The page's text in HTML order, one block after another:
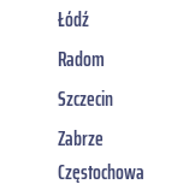
Łódź
Radom
Szczecin
Zabrze
Częstochowa